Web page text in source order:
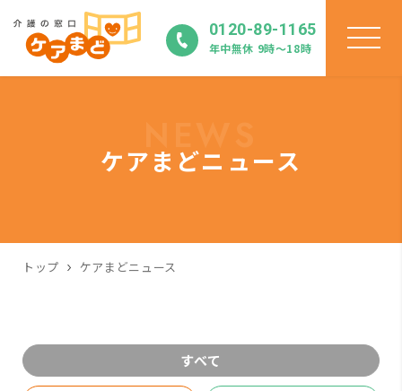
0120-89-1165
年中無休 9時〜18時
ケアまどニュース
トップ ケアまどニュース
すべて